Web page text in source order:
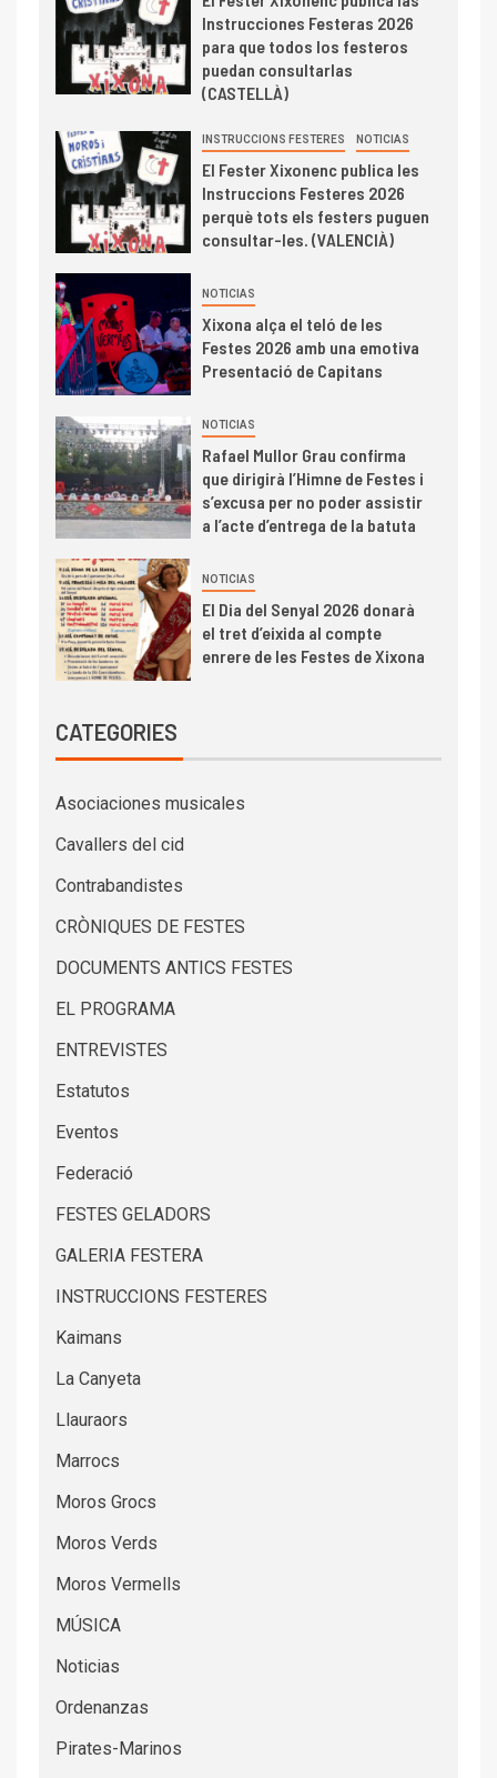
Instrucciones Festeras 2026
para que todos los festeros
puedan consultarlas
(CASTELLÀ)
INSTRUCCIONS FESTERES NOTICIAS
El Fester Xixonenc publica les
Instruccions Festeres 2026
perquè tots els festers puguen
consultar-les. (VALENCIÀ)
NOTICIAS
Xixona alça el teló de les
Festes 2026 amb una emotiva
Presentació de Capitans
NOTICIAS
Rafael Mullor Grau confirma
que dirigirà l’Himne de Festes i
s’excusa per no poder assistir
a l’acte d’entrega de la batuta
NOTICIAS
El Dia del Senyal 2026 donarà
el tret d’eixida al compte
enrere de les Festes de Xixona
CATEGORIES
Asociaciones musicales
Cavallers del cid
Contrabandistes
CRÒNIQUES DE FESTES
DOCUMENTS ANTICS FESTES
EL PROGRAMA
ENTREVISTES
Estatutos
Eventos
Federació
FESTES GELADORS
GALERIA FESTERA
INSTRUCCIONS FESTERES
Kaimans
La Canyeta
Llauraors
Marrocs
Moros Grocs
Moros Verds
Moros Vermells
MÚSICA
Noticias
Ordenanzas
Pirates-Marinos